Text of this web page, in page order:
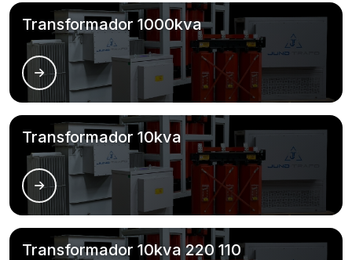
Transformador 1000kva
Transformador 10kva
Transformador 10kva 220 110